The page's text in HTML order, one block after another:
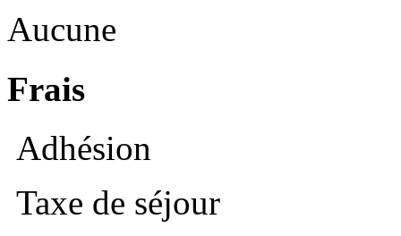
Aucune
Frais
Adhésion
Taxe de séjour